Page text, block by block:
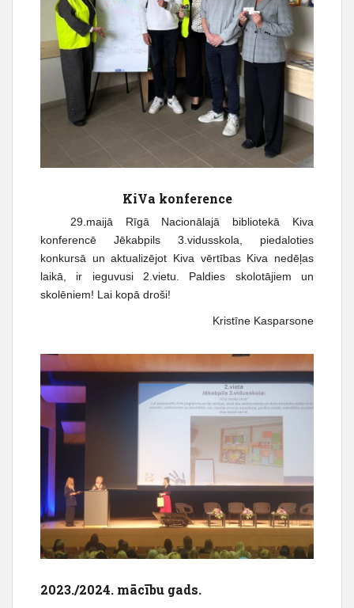
KiVa konference
29.maijā Rīgā Nacionālajā bibliotekā Kiva
konferencē Jēkabpils 3.vidusskola, piedaloties
konkursā un aktualizējot Kiva vērtības Kiva nedēļas
laikā, ir ieguvusi 2.vietu. Paldies skolotājiem un
skolēniem! Lai kopā droši!
Kristīne Kasparsone
2023./2024. mācību gads.